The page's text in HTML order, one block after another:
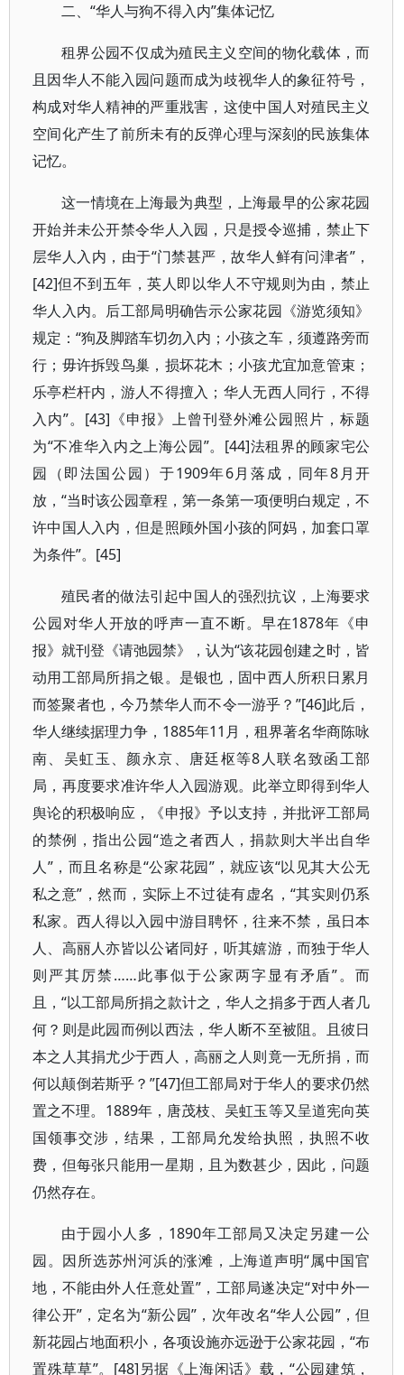
二、“华人与狗不得入内”集体记忆
租界公园不仅成为殖民主义空间的物化载体，而
且因华人不能入园问题而成为歧视华人的象征符号，
构成对华人精神的严重戕害，这使中国人对殖民主义
空间化产生了前所未有的反弹心理与深刻的民族集体
记忆。
这一情境在上海最为典型，上海最早的公家花园
开始并未公开禁令华人入园，只是授令巡捕，禁止下
层华人入内，由于“门禁甚严，故华人鲜有问津者”，
[42]但不到五年，英人即以华人不守规则为由，禁止
华人入内。后工部局明确告示公家花园《游览须知》
规定：“狗及脚踏车切勿入内；小孩之车，须遵路旁而
行；毋许拆毁鸟巢，损坏花木；小孩尤宜加意管束；
乐亭栏杆内，游人不得擅入；华人无西人同行，不得
入内”。[43]《申报》上曾刊登外滩公园照片，标题
为“不准华入内之上海公园”。[44]法租界的顾家宅公
园（即法国公园）于1909年6月落成，同年8月开
放，“当时该公园章程，第一条第一项便明白规定，不
许中国人入内，但是照顾外国小孩的阿妈，加套口罩
为条件”。[45]
殖民者的做法引起中国人的强烈抗议，上海要求
公园对华人开放的呼声一直不断。早在1878年《申
报》就刊登《请弛园禁》，认为“该花园创建之时，皆
动用工部局所捐之银。是银也，固中西人所积日累月
而签聚者也，今乃禁华人而不令一游乎？”[46]此后，
华人继续据理力争，1885年11月，租界著名华商陈咏
南、吴虹玉、颜永京、唐廷枢等8人联名致函工部
局，再度要求准许华人入园游观。此举立即得到华人
舆论的积极响应，《申报》予以支持，并批评工部局
的禁例，指出公园“造之者西人，捐款则大半出自华
人”，而且名称是“公家花园”，就应该“以见其大公无
私之意”，然而，实际上不过徒有虚名，“其实则仍系
私家。西人得以入园中游目聘怀，往来不禁，虽日本
人、高丽人亦皆以公诸同好，听其嬉游，而独于华人
则严其厉禁……此事似于公家两字显有矛盾”。而
且，“以工部局所捐之款计之，华人之捐多于西人者几
何？则是此园而例以西法，华人断不至被阻。且彼日
本之人其捐尤少于西人，高丽之人则竟一无所捐，而
何以颠倒若斯乎？”[47]但工部局对于华人的要求仍然
置之不理。1889年，唐茂枝、吴虹玉等又呈道宪向英
国领事交涉，结果，工部局允发给执照，执照不收
费，但每张只能用一星期，且为数甚少，因此，问题
仍然存在。
由于园小人多，1890年工部局又决定另建一公
园。因所选苏州河浜的涨滩，上海道声明“属中国官
地，不能由外人任意处置”，工部局遂决定“对中外一
律公开”，定名为“新公园”，次年改名“华人公园”，但
新花园占地面积小，各项设施亦远逊于公家花园，“布
置殊草草”。[48]另据《上海闲话》载，“公园建筑，